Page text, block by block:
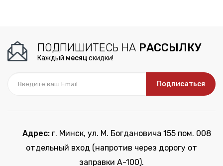
ПОДПИШИТЕСЬ НА РАССЫЛКУ
Каждый месяцскидки!
Подписаться
Адрес:г. Минск, ул. М. Богдановича 155 пом. 008
отдельный вход (напротив через дорогу от
заправки А-100).